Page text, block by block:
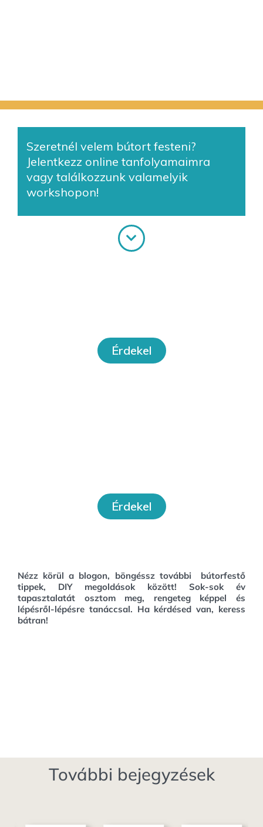
Szeretnél velem bútort festeni?
Jelentkezz online tanfolyamaimra
vagy találkozzunk valamelyik
workshopon!
Érdekel
Érdekel
Nézz körül a blogon, böngéssz további bútorfestő
tippek, DIY megoldások között! Sok-sok év
tapasztalatát osztom meg, rengeteg képpel és
lépésről-lépésre tanáccsal. Ha kérdésed van, keress
bátran!
További bejegyzések